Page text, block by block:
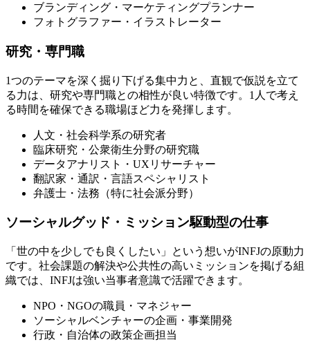
ブランディング・マーケティングプランナー
フォトグラファー・イラストレーター
研究・専門職
1つのテーマを深く掘り下げる集中力と、直観で仮説を立て
る力は、研究や専門職との相性が良い特徴です。1人で考え
る時間を確保できる職場ほど力を発揮します。
人文・社会科学系の研究者
臨床研究・公衆衛生分野の研究職
データアナリスト・UXリサーチャー
翻訳家・通訳・言語スペシャリスト
弁護士・法務（特に社会派分野）
ソーシャルグッド・ミッション駆動型の仕事
「世の中を少しでも良くしたい」という想いがINFJの原動力
です。社会課題の解決や公共性の高いミッションを掲げる組
織では、INFJは強い当事者意識で活躍できます。
NPO・NGOの職員・マネジャー
ソーシャルベンチャーの企画・事業開発
行政・自治体の政策企画担当